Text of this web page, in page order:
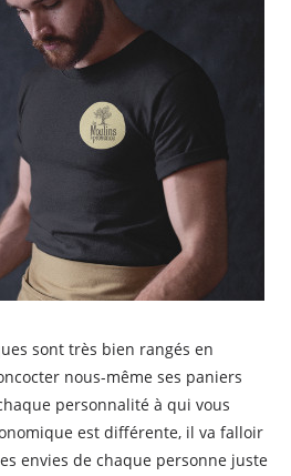
sont très bien rangés en
nous-même ses paniers
personnalité à qui vous
est différente, il va falloir
envies de chaque personne juste